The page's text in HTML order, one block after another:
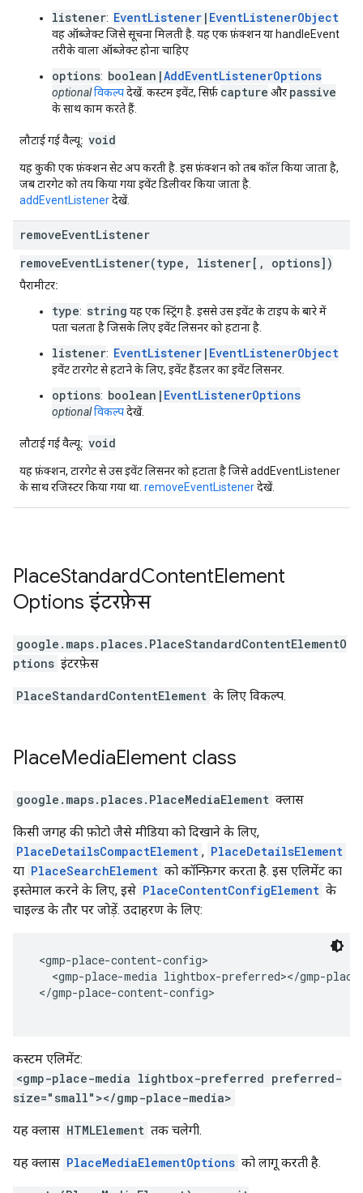
listener: EventListener | EventListenerObject
वह ऑब्जेक्ट जिसे सूचना मिलती है. यह एक फ़ंक्शन या handleEvent
तरीके वाला ऑब्जेक्ट होना चाहिए
options: boolean|AddEventListenerOptions
optionalविकल्पदेखें. कस्टम इवेंट, सिर्फ़ capture और passive
के साथ काम करते हैं.
लौटाई गई वैल्यू: void
यह कुकी एक फ़ंक्शन सेट अप करती है. इस फ़ंक्शन को तब कॉल किया जाता है,
जब टारगेट को तय किया गया इवेंट डिलीवर किया जाता है.
addEventListenerदेखें.
removeEventListener
removeEventListener(type, listener[, options])
पैरामीटर:
type: string यह एक स्ट्रिंग है. इससे उस इवेंट के टाइप के बारे में
पता चलता है जिसके लिए इवेंट लिसनर को हटाना है.
listener: EventListener | EventListenerObject
इवेंट टारगेट से हटाने के लिए, इवेंट हैंडलर का इवेंट लिसनर.
options: boolean| EventListenerOptions
optionalविकल्पदेखें.
लौटाई गई वैल्यू: void
यह फ़ंक्शन, टारगेट से उस इवेंट लिसनर को हटाता है जिसे addEventListener
के साथ रजिस्टर किया गया था. removeEventListenerदेखें.
PlaceStandardContentElement
Options इंटरफ़ेस
google.maps.places. PlaceStandardContentElementO
ptions इंटरफ़ेस
PlaceStandardContentElement के लिए विकल्प.
PlaceMediaElement class
google.maps.places. PlaceMediaElement क्लास
किसी जगह की फ़ोटो जैसे मीडिया को दिखाने के लिए,
PlaceDetailsCompactElement , PlaceDetailsElement
या PlaceSearchElement को कॉन्फ़िगर करता है. इस एलिमेंट का
इस्तेमाल करने के लिए, इसे PlaceContentConfigElement के
चाइल्ड के तौर पर जोड़ें. उदाहरण के लिए:
<gmp-place-content-config>
<gmp-place-media lightbox-preferred></gmp-place-
</gmp-place-content-config>
कस्टम एलिमेंट:
<gmp-place-media lightbox-preferred preferred-
size="small"></gmp-place-media>
यह क्लास HTMLElement तक चलेगी.
यह क्लास PlaceMediaElementOptions को लागू करती है.